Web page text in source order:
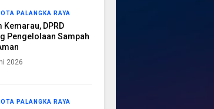
PALANGKA RAYA
Kemarau, DPRD
Pengelolaan Sampah
2026
PALANGKA RAYA